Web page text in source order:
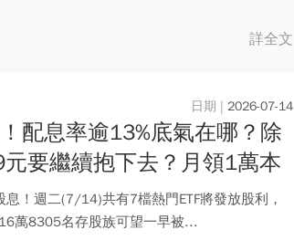
詳全文
2026-07-14
配息率逾13%底氣在哪？除
要繼續抱下去？月領1萬本
！週二(7/14)共有7檔熱門ETF將發放股利，
萬8305名存股族可望一早被...